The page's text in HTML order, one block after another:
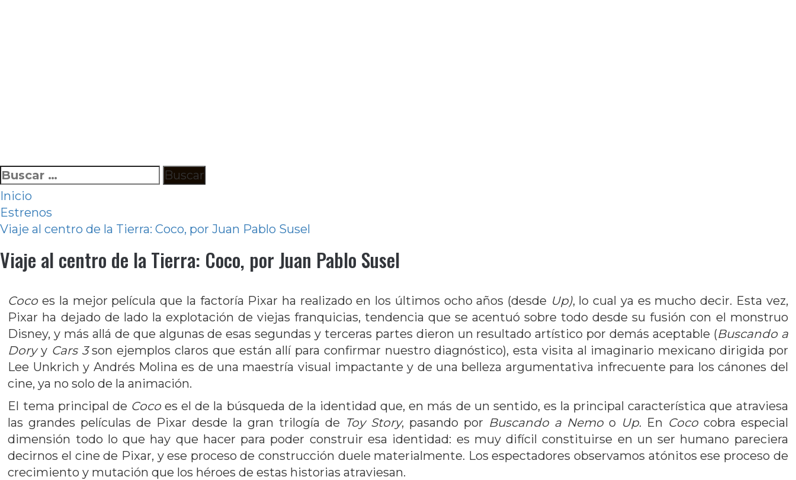
Ir
al
contenido
Buscar:
Inicio
Estrenos
Viaje al centro de la Tierra: Coco, por Juan Pablo Susel
Viaje al centro de la Tierra: Coco, por Juan Pablo Susel
Coco es la mejor película que la factoría Pixar ha realizado en los últimos ocho años (desde Up), lo cual ya es mucho decir. Esta vez,
Pixar ha dejado de lado la explotación de viejas franquicias, tendencia que se acentuó sobre todo desde su fusión con el monstruo
Disney, y más allá de que algunas de esas segundas y terceras partes dieron un resultado artístico por demás aceptable (Buscando a
Doryy Cars 3son ejemplos claros que están allí para confirmar nuestro diagnóstico), esta visita al imaginario mexicano dirigida por
Lee Unkrich y Andrés Molina es de una maestría visual impactante y de una belleza argumentativa infrecuente para los cánones del
cine, ya no solo de la animación.
El tema principal de Cocoes el de la búsqueda de la identidad que, en más de un sentido, es la principal característica que atraviesa
las grandes películas de Pixar desde la gran trilogía de Toy Story, pasando por Buscando a Nemoo Up. En Cococobra especial
dimensión todo lo que hay que hacer para poder construir esa identidad: es muy difícil constituirse en un ser humano pareciera
decirnos el cine de Pixar, y ese proceso de construcción duele materialmente. Los espectadores observamos atónitos ese proceso de
crecimiento y mutación que los héroes de estas historias atraviesan.